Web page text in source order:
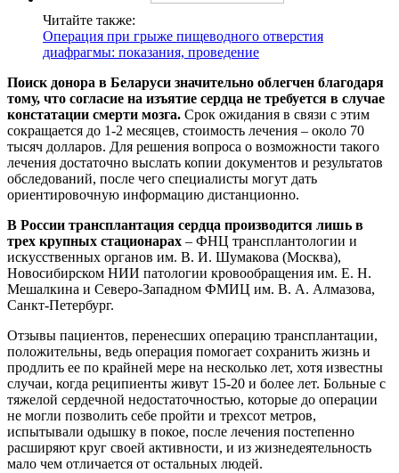
Читайте также:
Операция при грыже пищеводного отверстия
диафрагмы: показания, проведение
Поиск донора в Беларуси значительно облегчен благодаря
тому, что согласие на изъятие сердца не требуется в случае
констатации смерти мозга. Срок ожидания в связи с этим
сокращается до 1-2 месяцев, стоимость лечения – около 70
тысяч долларов. Для решения вопроса о возможности такого
лечения достаточно выслать копии документов и результатов
обследований, после чего специалисты могут дать
ориентировочную информацию дистанционно.
В России трансплантация сердца производится лишь в
трех крупных стационарах – ФНЦ трансплантологии и
искусственных органов им. В. И. Шумакова (Москва),
Новосибирском НИИ патологии кровообращения им. Е. Н.
Мешалкина и Северо-Западном ФМИЦ им. В. А. Алмазова,
Санкт-Петербург.
Отзывы пациентов, перенесших операцию трансплантации,
положительны, ведь операция помогает сохранить жизнь и
продлить ее по крайней мере на несколько лет, хотя известны
случаи, когда реципиенты живут 15-20 и более лет. Больные с
тяжелой сердечной недостаточностью, которые до операции
не могли позволить себе пройти и трехсот метров,
испытывали одышку в покое, после лечения постепенно
расширяют круг своей активности, и из жизнедеятельность
мало чем отличается от остальных людей.